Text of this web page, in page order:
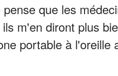
que les
m'en diront plus
portable à l'oreille